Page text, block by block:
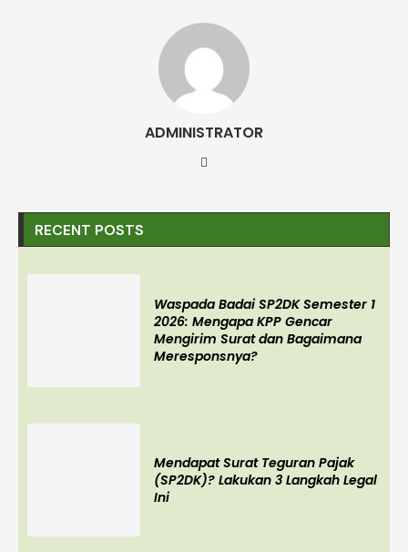
ADMINISTRATOR
RECENT POSTS
Waspada Badai SP2DK Semester 1
2026: Mengapa KPP Gencar
Mengirim Surat dan Bagaimana
Meresponsnya?
Mendapat Surat Teguran Pajak
(SP2DK)? Lakukan 3 Langkah Legal
Ini